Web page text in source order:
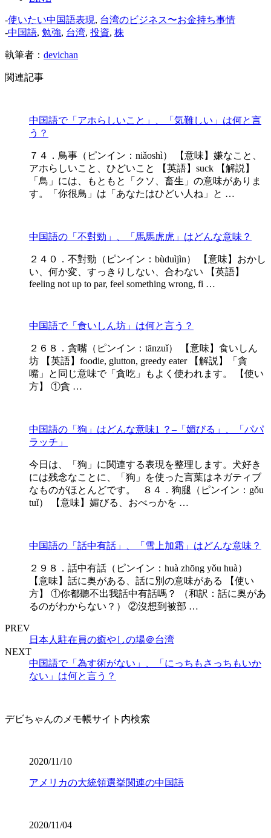
-使いたい中国語表現, 台湾のビジネス〜お金持ち事情
-中国語, 勉強, 台湾, 投資, 株
執筆者： devichan
関連記事
中国語で「アホらしいこと」、「気難しい」は何と言
う？
７４．鳥事（ピンイン：niǎoshì） 【意味】嫌なこと、
アホらしいこと、ひどいこと 【英語】suck 【解説】
「鳥」には、もともと「クソ、畜生」の意味がありま
す。「你很鳥」は「あなたはひどい人ね」と …
中国語の「不對勁」、「馬馬虎虎」はどんな意味？
２４０．不對勁（ピンイン：bùduìjìn） 【意味】おかし
い、何か変、すっきりしない、合わない 【英語】
feeling not up to par, feel something wrong, fi …
中国語で「食いしん坊」は何と言う？
２６８．貪嘴（ピンイン：tānzuǐ） 【意味】食いしん
坊 【英語】foodie, glutton, greedy eater 【解説】「貪
嘴」と同じ意味で「貪吃」もよく使われます。 【使い
方】 ①貪 …
中国語の「狗」はどんな意味1 ？–「媚びる」、「パパ
ラッチ」
今日は、「狗」に関連する表現を整理します。犬好き
には残念なことに、「狗」を使った言葉はネガティブ
なものがほとんどです。 ８４．狗腿（ピンイン：gǒu
tuǐ） 【意味】媚びる、おべっかを …
中国語の「話中有話」、「雪上加霜」はどんな意味？
２９８．話中有話（ピンイン：huà zhōng yǒu huà）
【意味】話に奥がある、話に別の意味がある 【使い
方】 ①你都聽不出我話中有話嗎？ （和訳：話に奥があ
るのがわからない？） ②沒想到被部 …
PREV
日本人駐在員の癒やしの場＠台湾
NEXT
中国語で「為す術がない」、「にっちもさっちもいか
ない」は何と言う？
デビちゃんのメモ帳サイト内検索
2020/11/10
アメリカの大統領選挙関連の中国語
2020/11/04